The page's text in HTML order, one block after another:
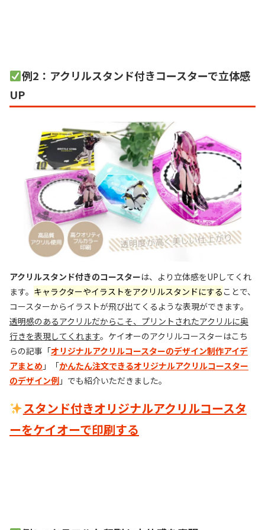
例2：アクリルスタンド付きコースターで立体感
UP
アクリルスタンド付きのコースターは、より立体感をUPしてくれ
ます。 キャラクターやイラストをアクリルスタンドにする ことで、
コースターからイラストが飛び出てくるような表現ができます。
透明感のあるアクリルだからこそ、プリントされたアクリルに奥
行きを表現してくれます。ケイオーのアクリルコースターはこち
らの記事「オリジナルアクリルコースターのデザイン制作アイデ
アまとめ 」「かんたん注文できるオリジナルアクリルコースター
のデザイン例 」でも紹介いただきました。
スタンド付きオリジナルアクリルコースタ
ーをケイオーで印刷する